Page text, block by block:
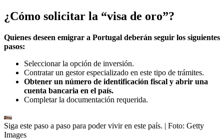
¿Cómo solicitar la “visa de oro”?
Quienes deseen emigrar a Portugal deberán seguir los siguientes
pasos:
Seleccionar la opción de inversión.
Contratar un gestor especializado en este tipo de trámites.
Obtener un número de identificación fiscal y abrir una
cuenta bancaria en el país.
Completar la documentación requerida.
Siga este paso a paso para poder vivir en este país. | Foto: Getty
Images